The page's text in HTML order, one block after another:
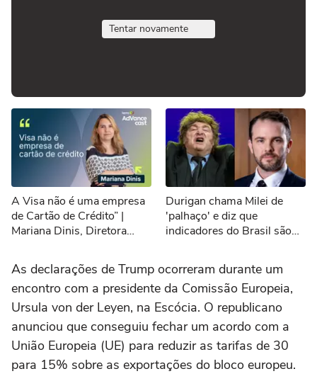
Tentar novamente
A Visa não é uma empresa
de Cartão de Crédito” |
Mariana Dinis, Diretora
Visa do Brasil
Durigan chama Milei de
'palhaço' e diz que
indicadores do Brasil são
As declarações de Trump ocorreram durante um
encontro com a presidente da Comissão Europeia,
Ursula von der Leyen, na Escócia. O republicano
anunciou que conseguiu fechar um acordo com a
União Europeia (UE) para reduzir as tarifas de 30
para 15% sobre as exportações do bloco europeu.